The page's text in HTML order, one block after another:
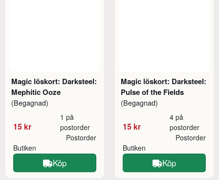
Magic löskort: Darksteel:
Mephitic Ooze
(Begagnad)
15 kr
1 på
postorder
Butiken
Postorder
Köp
Magic löskort: Darksteel:
Pulse of the Fields
(Begagnad)
15 kr
4 på
postorder
Butiken
Postorder
Köp